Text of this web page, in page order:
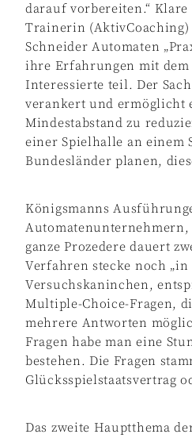
darauf vorbereiten.“
Trainerin
Schneider Automaten
ihre Erfahrungen mit dem
Interessierte teil. Der
verankert und ermöglicht
Mindestabstand zu
einer Spielhalle an einem
Bundesländer planen,
Königsmanns
Automatenunternehmern,
ganze Prozedere dauert
Verfahren stecke noch „in
Versuchskaninchen,
Multiple-Choice-Fragen,
mehrere Antworten
Fragen habe man eine
bestehen. Die Fragen
Glücksspielstaatsvertrag
Das zweite Hauptthema